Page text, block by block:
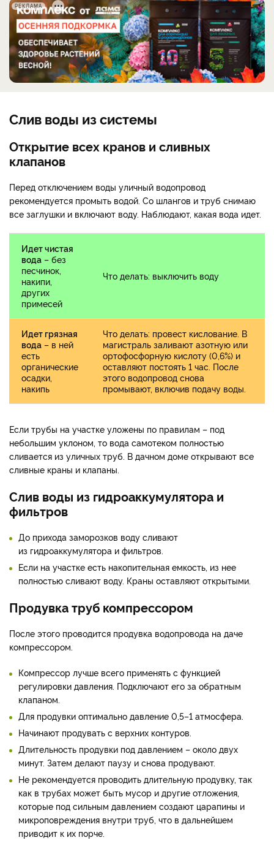
РЕКЛАМА
Слив воды из системы
Открытие всех кранов и сливных
клапанов
Перед отключением воды уличный водопровод
рекомендуется промыть водой. Со шлангов и труб снимаю
все заглушки и включают воду. Наблюдают, какая вода идет.
Идет чистая
вода – без
песчинок,
накипи,
других
примесей
Что делать: выключить воду
Идет грязная
вода – в ней
есть
органические
осадки,
накипь
Что делать: провест кислование. В
магистраль заливают азотную или
ортофосфорную кислоту (0,6%) и
оставляют постоять 1 час. После
этого водопровод снова
промывают, включив подачу воды.
Если трубы на участке уложены по правилам – под
небольшим уклоном, то вода самотеком полностью
сливается из уличных труб. В дачном доме открывают все
сливные краны и клапаны.
Слив воды из гидроаккумулятора и
фильтров
До прихода заморозков воду сливают
из гидроаккумулятора и фильтров.
Если на участке есть накопительная емкость, из нее
полностью сливают воду. Краны оставляют открытыми.
Продувка труб компрессором
После этого проводится продувка водопровода на даче
компрессором.
Компрессор лучше всего применять с функцией
регулировки давления. Подключают его за обратным
клапаном.
Для продувки оптимально давление 0,5–1 атмосфера.
Начинают продувать с верхних контуров.
Длительность продувки под давлением – около двух
минут. Затем делают паузу и снова продувают.
Не рекомендуется проводить длительную продувку, так
как в трубах может быть мусор и другие отложения,
которые под сильным давлением создают царапины и
микроповреждения внутри труб, что в дальнейшем
приводит к их порче.